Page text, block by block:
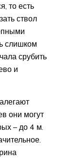
то есть
ствол
слишком
срубить
и
они могут
– до 4 м.